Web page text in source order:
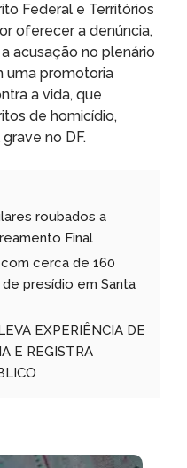
Federal e Territórios
oferecer a denúncia,
acusação no plenário
uma promotoria
a vida, que
de homicídio,
no DF.
roubados a
Final
cerca de 160
presídio em Santa
EXPERIÊNCIA DE
E REGISTRA